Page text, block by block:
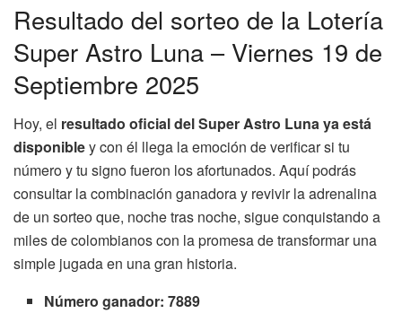
Resultado del sorteo de la Lotería
Super Astro Luna – Viernes 19 de
Septiembre 2025
Hoy, el resultado oficial del Super Astro Luna ya está
disponibley con él llega la emoción de verificar si tu
número y tu signo fueron los afortunados. Aquí podrás
consultar la combinación ganadora y revivir la adrenalina
de un sorteo que, noche tras noche, sigue conquistando a
miles de colombianos con la promesa de transformar una
simple jugada en una gran historia.
Número ganador: 7889